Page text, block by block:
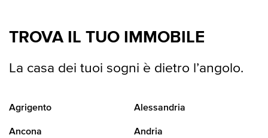
TROVA IL TUO IMMOBILE
La casa dei tuoi sogni è dietro l’angolo.
Agrigento Alessandria
Ancona Andria